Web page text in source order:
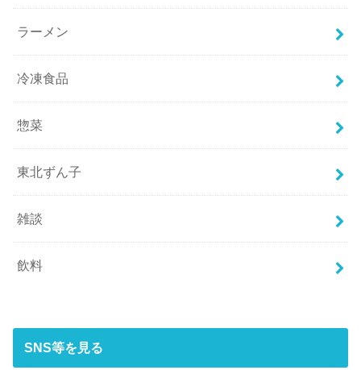
ラーメン
冷凍食品
惣菜
東北ずん子
雑談
飲料
SNS等を見る